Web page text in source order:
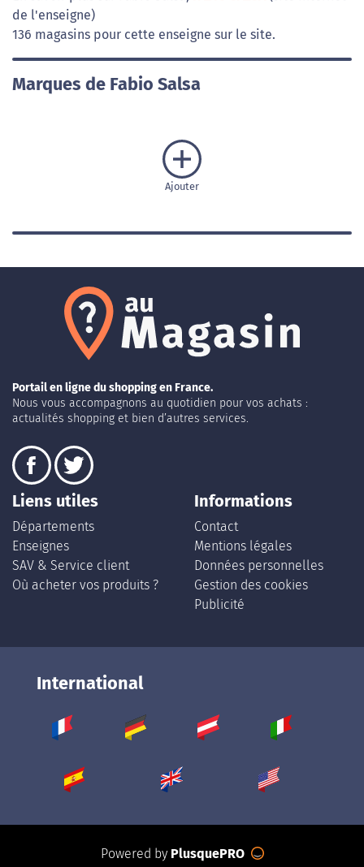
de l'enseigne)
136 magasins pour cette enseigne sur le site.
Marques de Fabio Salsa
Ajouter
Portail en ligne du shopping en France.
Nous vous accompagnons au quotidien pour vos achats :
actualités shopping et bien d’autres services.
Liens utiles
Départements
Enseignes
SAV & Service client
Où acheter vos produits ?
Informations
Contact
Mentions légales
Données personnelles
Gestion des cookies
Publicité
International
Powered by PlusquePRO